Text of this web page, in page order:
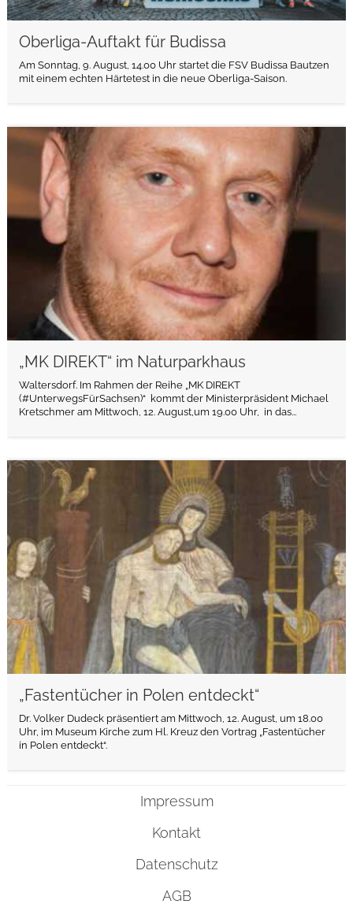
Oberliga-Auftakt für Budissa
Am Sonntag, 9. August, 14.00 Uhr startet die FSV Budissa Bautzen
mit einem echten Härtetest in die neue Oberliga-Saison.
„MK DIREKT“ im Naturparkhaus
Waltersdorf. Im Rahmen der Reihe „MK DIREKT
(#UnterwegsFürSachsen)“ kommt der Ministerpräsident Michael
Kretschmer am Mittwoch, 12. August,um 19.00 Uhr, in das...
weiterlesen
„Fastentücher in Polen entdeckt“
Dr. Volker Dudeck präsentiert am Mittwoch, 12. August, um 18.00
Uhr, im Museum Kirche zum Hl. Kreuz den Vortrag „Fastentücher
in Polen entdeckt“.
weiterlesen
Impressum
Kontakt
Datenschutz
AGB